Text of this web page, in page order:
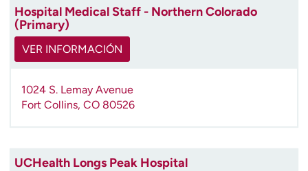
c
o
n
Hospital Medical Staff - Northern Colorado
(Primary)
VER INFORMACIÓN
1024 S. Lemay Avenue
Fort Collins, CO 80526
UCHealth Longs Peak Hospital